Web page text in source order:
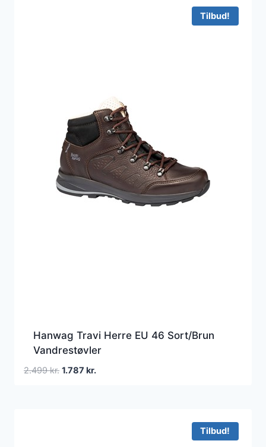
Tilbud!
Hanwag Travi Herre EU 46 Sort/Brun
Vandrestøvler
2.499kr. Den
1.787 kr.Den
Tilbud!